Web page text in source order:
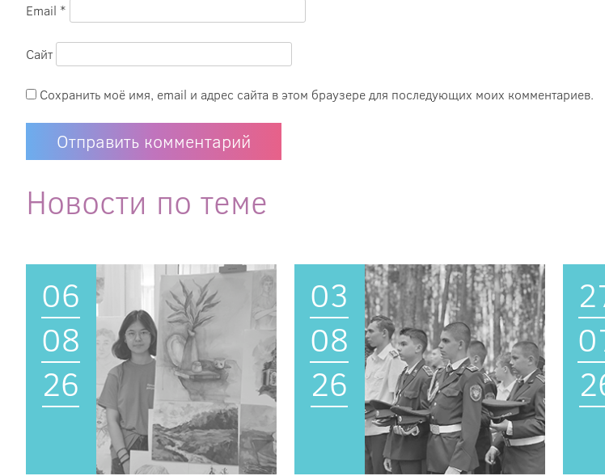
Email *
Сайт
Сохранить моё имя, email и адрес сайта в этом браузере для последующих моих комментариев.
Новости по теме
06
08
26
03
08
26